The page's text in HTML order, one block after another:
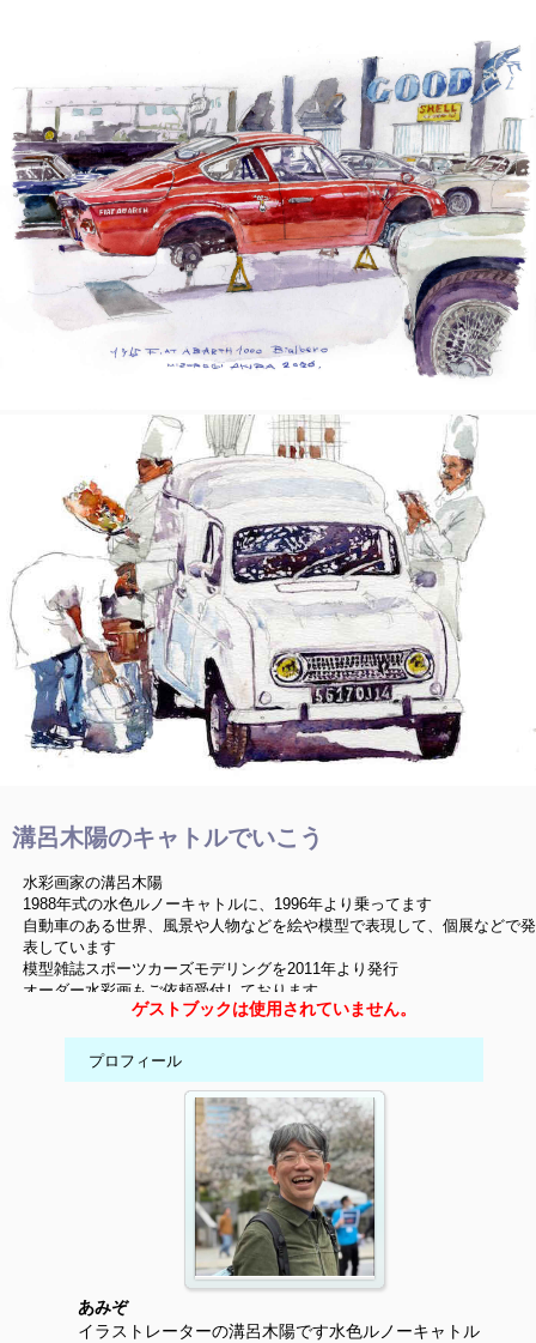
溝呂木陽のキャトルでいこう
水彩画家の溝呂木陽
1988年式の水色ルノーキャトルに、1996年より乗ってます
自動車のある世界、風景や人物などを絵や模型で表現して、個展などで発
表しています
模型雑誌スポーツカーズモデリングを2011年より発行
オーダー水彩画もご依頼受付しております
ゲストブックは使用されていません。
プロフィール
あみぞ
イラストレーターの溝呂木陽です水色ルノーキャトル